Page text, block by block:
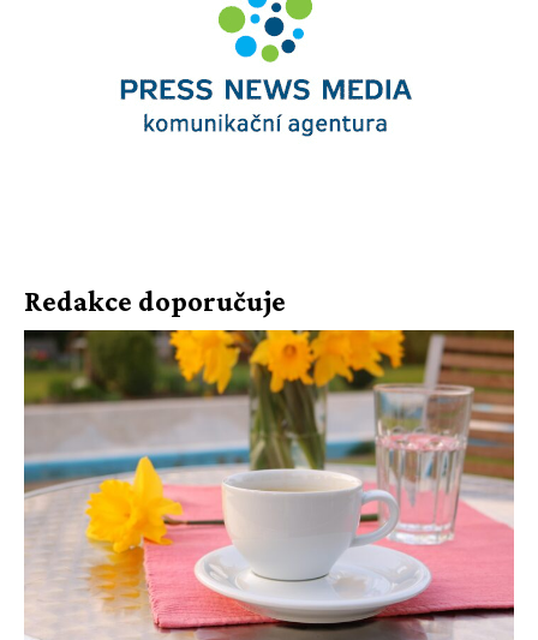
Redakce doporučuje